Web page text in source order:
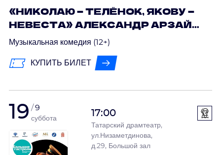
«НИКОЛАЮ — ТЕЛЁНОК, ЯКОВУ —
НЕВЕСТА» АЛЕКСАНДР АРЗАЙН
/ ГАСТРОЛИ МАРИЙСКОГО
ДРАМЫ ИМ. М. ШКЕТАНА
Музыкальная комедия (12+)
КУПИТЬ БИЛЕТ
19 9
суббота
17:00
Татарский драмтеатр,
ул.Низаметдинова,
д.29, Большой зал